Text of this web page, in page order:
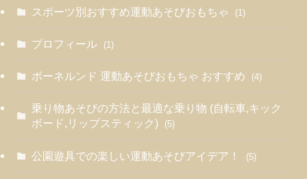
スポーツ別おすすめ運動あそびおもちゃ (1)
プロフィール (1)
ボーネルンド 運動あそびおもちゃ おすすめ (4)
乗り物あそびの方法と最適な乗り物 (自転車,キック
ボード,リップスティック)
(5)
公園遊具での楽しい運動あそびアイデア！ (5)